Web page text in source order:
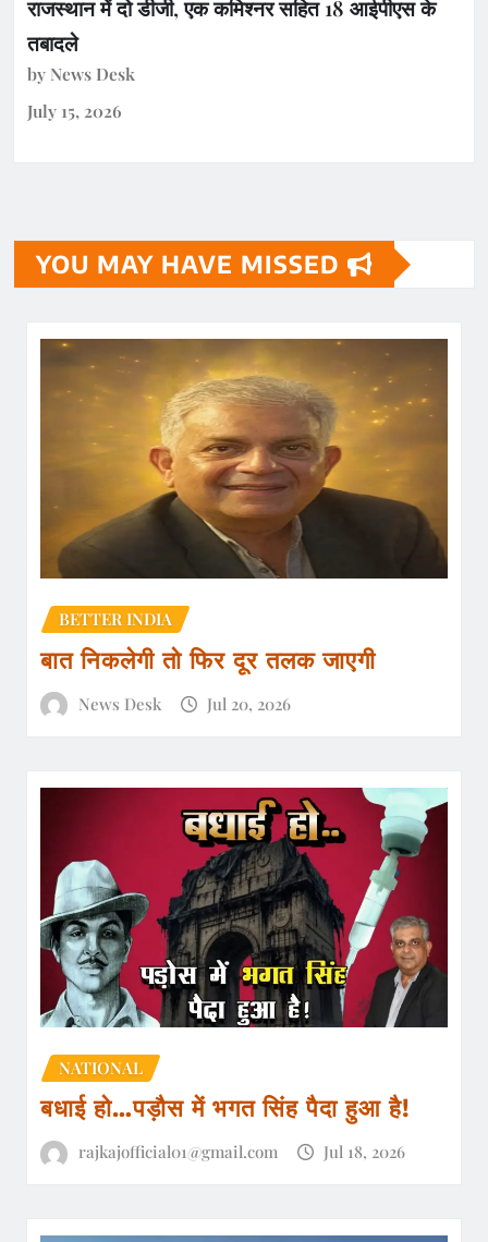
राजस्थान में दो डीजी, एक कमिश्नर सहित 18 आईपीएस के
तबादले
by News Desk
July 15, 2026
YOU MAY HAVE MISSED
BETTER INDIA
बात निकलेगी तो फिर दूर तलक जाएगी
News Desk Jul 20, 2026
NATIONAL
बधाई हो…पड़ौस में भगत सिंह पैदा हुआ है!
rajkajofficial01@gmail.com Jul 18, 2026